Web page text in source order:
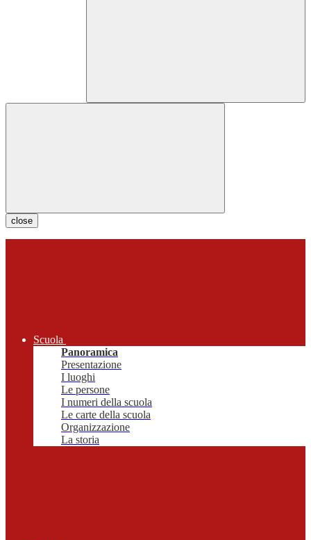
close
Scuola
Panoramica
Presentazione
I luoghi
Le persone
I numeri della scuola
Le carte della scuola
Organizzazione
La storia